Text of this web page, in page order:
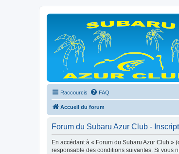
Raccourcis FAQ
Accueil du forum
Forum du Subaru Azur Club -
En accédant à « Forum du Subaru Azur Club »
responsable des conditions suivantes. Si vous